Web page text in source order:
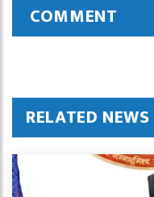
COMMENT
RELATED NEWS